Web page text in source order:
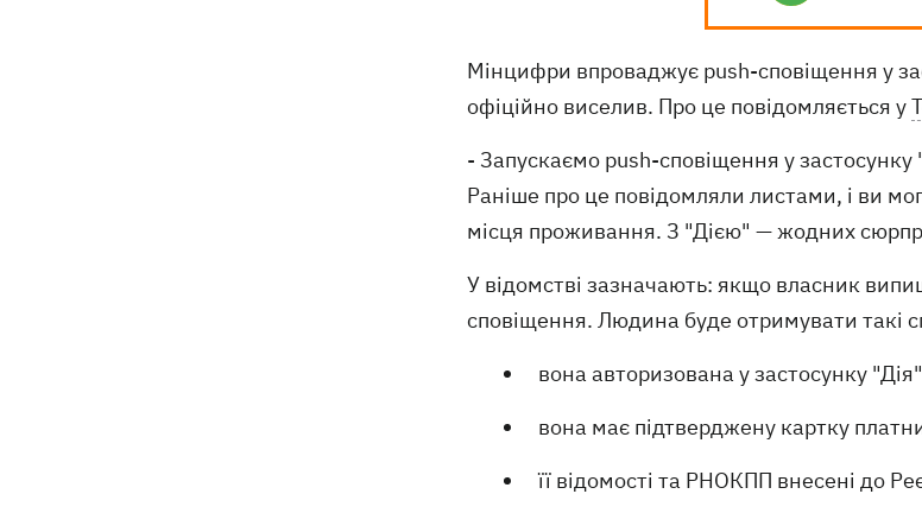
Мінцифри впроваджує push-сповіщення у
офіційно виселив. Про це повідомляється у
- Запускаємо push-сповіщення у
Раніше про це повідомляли листами, і ви
місця проживання. З "Дією" — жодних
У відомстві зазначають: якщо власник
сповіщення. Людина буде отримувати такі
вона авторизована у застосунку
вона має підтверджену картку
її відомості та РНОКПП внесені до